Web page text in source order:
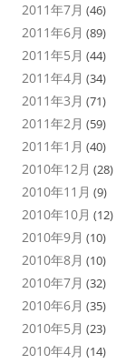
2011年7月 (46)
2011年6月 (89)
2011年5月 (44)
2011年4月 (34)
2011年3月 (71)
2011年2月 (59)
2011年1月 (40)
2010年12月 (28)
2010年11月 (9)
2010年10月 (12)
2010年9月 (10)
2010年8月 (10)
2010年7月 (32)
2010年6月 (35)
2010年5月 (23)
2010年4月 (14)